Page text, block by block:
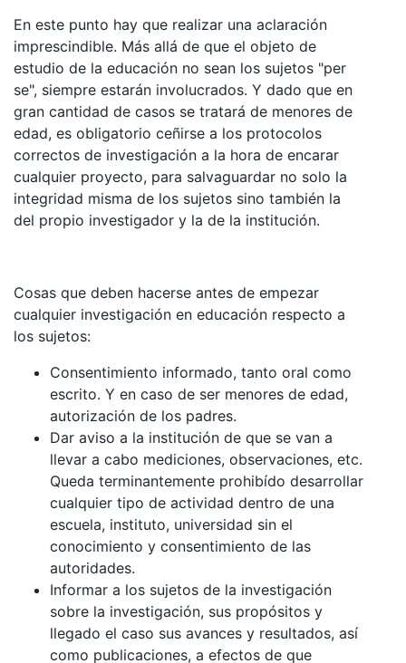
En este punto hay que realizar una aclaración
imprescindible. Más allá de que el objeto de
estudio de la educación no sean los sujetos "per
se", siempre estarán involucrados. Y dado que en
gran cantidad de casos se tratará de menores de
edad, es obligatorio ceñirse a los protocolos
correctos de investigación a la hora de encarar
cualquier proyecto, para salvaguardar no solo la
integridad misma de los sujetos sino también la
del propio investigador y la de la institución.
Cosas que deben hacerse antes de empezar
cualquier investigación en educación respecto a
los sujetos:
Consentimiento informado, tanto oral como
escrito. Y en caso de ser menores de edad,
autorización de los padres.
Dar aviso a la institución de que se van a
llevar a cabo mediciones, observaciones, etc.
Queda terminantemente prohibído desarrollar
cualquier tipo de actividad dentro de una
escuela, instituto, universidad sin el
conocimiento y consentimiento de las
autoridades.
Informar a los sujetos de la investigación
sobre la investigación, sus propósitos y
llegado el caso sus avances y resultados, así
como publicaciones, a efectos de que